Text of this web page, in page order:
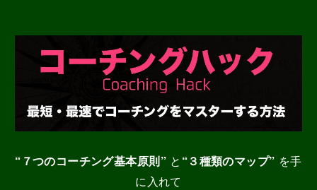
“７つのコーチング基本原則”と “３種類のマップ” を手
に入れて